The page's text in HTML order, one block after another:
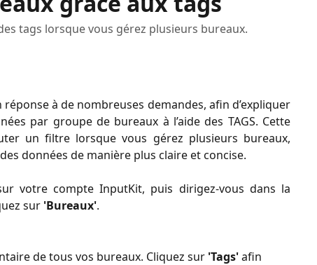
tags lorsque vous gérez plusieurs bureaux.
à de nombreuses demandes, afin d’expliquer
par groupe de bureaux à l’aide des TAGS. Cette
un filtre lorsque vous gérez plusieurs bureaux,
données de manière plus claire et concise.
votre compte InputKit, puis dirigez-vous dans la
sur 'Bureaux'.
de tous vos bureaux. Cliquez sur 'Tags' afin